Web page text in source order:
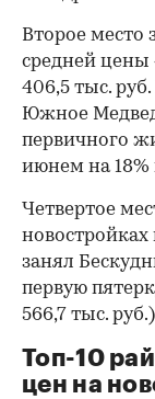
Второе место
средней цены
406,5 тыс.
Южное
первичного
июнем на 18%
Четвертое
новостройках
занял
первую
566,7 тыс.
Топ-10
цен на